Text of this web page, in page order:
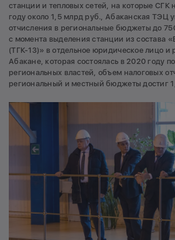
станции и тепловых сетей, на которые СГК
году около 1,5 млрд руб., Абаканская ТЭЦ
отчисления в региональные бюджеты до
с момента выделения станции из состава
(ТГК-13)» в отдельное юридическое лицо и
Абакане, которая состоялась в 2020 году
региональных властей, объем налоговых
региональный и местный бюджеты достиг